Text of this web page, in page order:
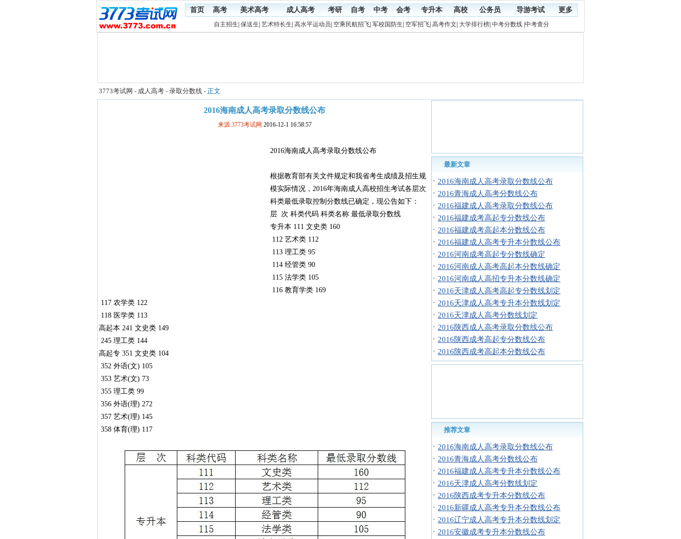
首页 高考 美术高考 成人高考 考研 自考 中考 会考 专升本 高校 公务员 导游考试 更多
自主招生 保送生 艺术特长生 高水平运动员 空乘民航招飞| 军校国防生 空军招飞| 高考作文 大学排行榜| 中考分数线| 中考查分
3773考试网 - 成人高考 - 录取分数线 - 正文
2016海南成人高考录取分数线公布
来源:3773考试网 2016-12-1 16:58:57
2016海南成人高考录取分数线公布
根据教育部有关文件规定和我省考生成绩及招生规
模实际情况，2016年海南成人高校招生考试各层次
科类最低录取控制分数线已确定，现公告如下：
层 次 科类代码 科类名称 最低录取分数线
专升本 111 文史类 160
112 艺术类 112
113 理工类 95
114 经管类 90
115 法学类 105
116 教育学类 169
117 农学类 122
118 医学类 113
高起本 241 文史类 149
245 理工类 144
高起专 351 文史类 104
352 外语(文) 105
353 艺术(文) 73
355 理工类 99
356 外语(理) 272
357 艺术(理) 145
358 体育(理) 117
最新文章
· 2016海南成人高考录取分数线公布
· 2016青海成人高考分数线公布
· 2016福建成人高考录取分数线公布
· 2016福建成考高起专分数线公布
· 2016福建成考高起本分数线公布
· 2016福建成人高考专升本分数线公布
· 2016河南成考高起专分数线确定
· 2016河南成人高考高起本分数线确定
· 2016河南成人高招专升本分数线确定
· 2016天津成人高考高起专分数线划定
· 2016天津成人高考专升本分数线划定
· 2016天津成人高考分数线划定
· 2016陕西成人高考录取分数线公布
· 2016陕西成考高起专分数线公布
· 2016陕西成考高起本分数线公布
推荐文章
· 2016海南成人高考录取分数线公布
· 2016青海成人高考分数线公布
· 2016福建成人高考专升本分数线公布
· 2016天津成人高考分数线划定
· 2016陕西成考专升本分数线公布
· 2016新疆成人高考专升本分数线公布
· 2016辽宁成人高考专升本分数线划定
· 2016安徽成考专升本分数线公布